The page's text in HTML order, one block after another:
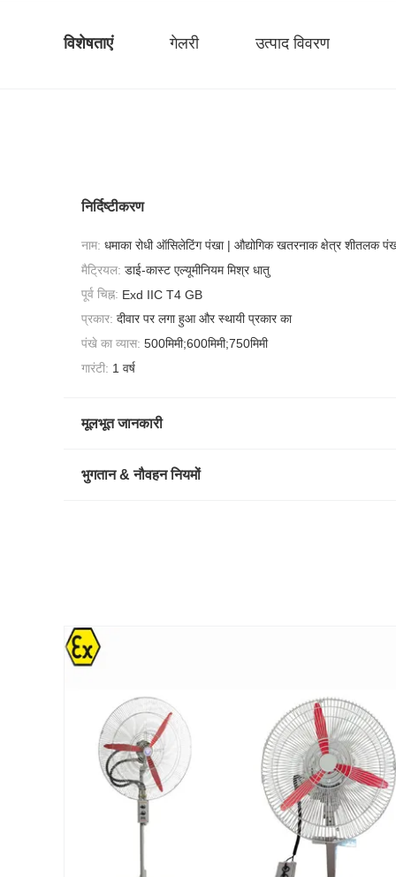
विशेषताएं गेलरी उत्पाद विवरण
निर्दिष्टीकरण
नाम: धमाका रोधी ऑसिलेटिंग पंखा | औद्योगिक खतरनाक क्षेत्र शीतलक
मैट्रियल: डाई-कास्ट एल्यूमीनियम मिश्र धातु
पूर्व चिह्न: Exd IIC T4 GB
प्रकार: दीवार पर लगा हुआ और स्थायी प्रकार का
पंखे का व्यास: 500मिमी;600मिमी;750मिमी
गारंटी: 1 वर्ष
मूलभूत जानकारी
भुगतान & नौवहन नियमों